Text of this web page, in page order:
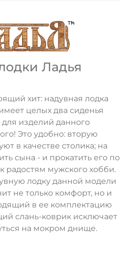
Ладья
хит: надувная лодка
целых два сиденья
изделий данного
Это удобно: вторую
в качестве столика; на
сына - и прокатить его по
радостям мужского хобби.
лодку данной модели
не только комфорт, но и
в ее комплектацию
слань-коврик исключает
на мокром днище.